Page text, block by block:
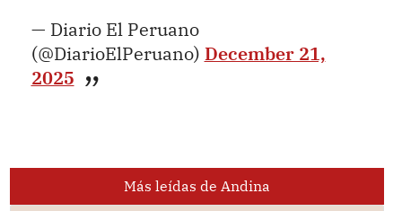
— Diario El Peruano
(@DiarioElPeruano) December 21,
2025
Más leídas de Andina